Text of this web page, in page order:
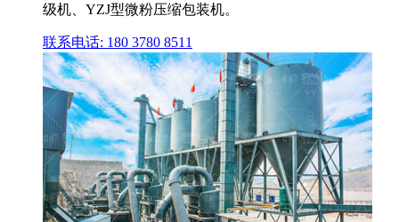
级机、YZJ型微粉压缩包装机。
联系电话: 180 3780 8511